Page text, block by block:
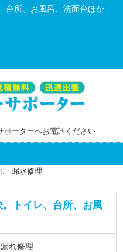
台所、お風呂、洗面台ほか
トイレ、台所、お風